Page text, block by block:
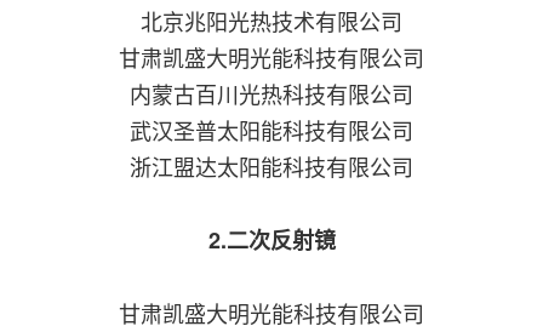
北京兆阳光热技术有限公司
甘肃凯盛大明光能科技有限公司
内蒙古百川光热科技有限公司
武汉圣普太阳能科技有限公司
浙江盟达太阳能科技有限公司
2.二次反射镜
甘肃凯盛大明光能科技有限公司